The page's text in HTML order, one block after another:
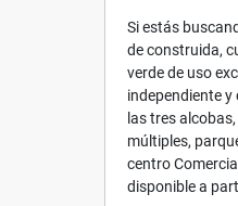
Si estás
de construida,
verde de uso
independiente
las tres
múltiples,
centro
disponible a